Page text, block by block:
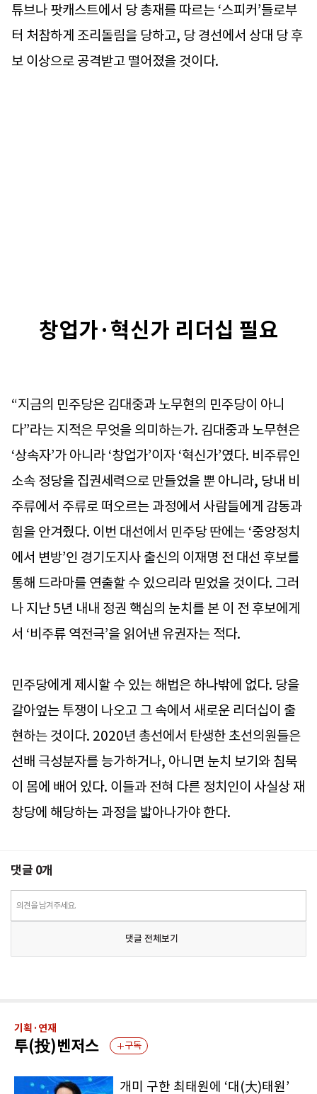
튜브나 팟캐스트에서 당 총재를 따르는 ‘스피커’들로부
터 처참하게 조리돌림을 당하고, 당 경선에서 상대 당 후
보 이상으로 공격받고 떨어졌을 것이다.
창업가·혁신가 리더십 필요
“지금의 민주당은 김대중과 노무현의 민주당이 아니
다”라는 지적은 무엇을 의미하는가. 김대중과 노무현은
‘상속자’가 아니라 ‘창업가’이자 ‘혁신가’였다. 비주류인
소속 정당을 집권세력으로 만들었을 뿐 아니라, 당내 비
주류에서 주류로 떠오르는 과정에서 사람들에게 감동과
힘을 안겨줬다. 이번 대선에서 민주당 딴에는 ‘중앙정치
에서 변방’인 경기도지사 출신의 이재명 전 대선 후보를
통해 드라마를 연출할 수 있으리라 믿었을 것이다. 그러
나 지난 5년 내내 정권 핵심의 눈치를 본 이 전 후보에게
서 ‘비주류 역전극’을 읽어낸 유권자는 적다.
민주당에게 제시할 수 있는 해법은 하나밖에 없다. 당을
갈아엎는 투쟁이 나오고 그 속에서 새로운 리더십이 출
현하는 것이다. 2020년 총선에서 탄생한 초선의원들은
선배 극성분자를 능가하거나, 아니면 눈치 보기와 침묵
이 몸에 배어 있다. 이들과 전혀 다른 정치인이 사실상 재
창당에 해당하는 과정을 밟아나가야 한다.
댓글 0개
의견을 남겨주세요.
댓글 전체보기
기획·연재
투(投)벤저스 구독
개미 구한 최태원에 ‘대(大)태원’